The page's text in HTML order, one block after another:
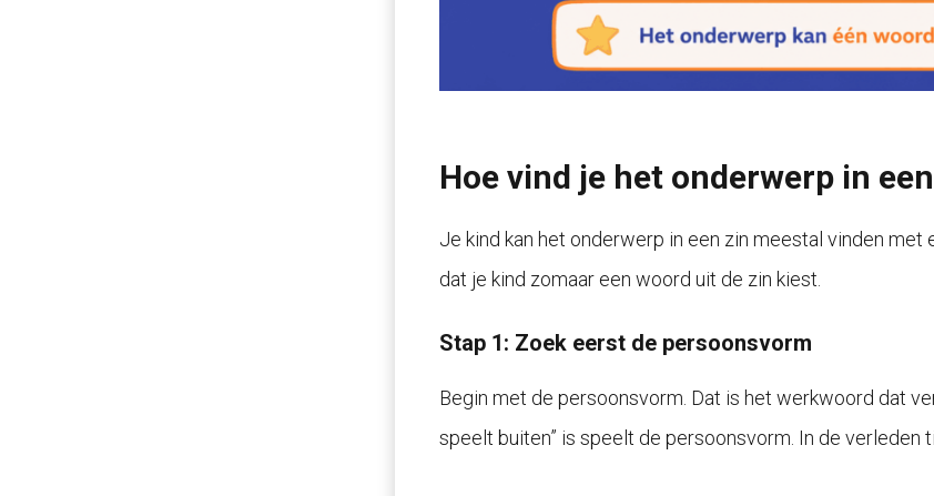
Hoe vind je het onderwerp in
Je kind kan het onderwerp in een zin meestal vinden
dat je kind zomaar een woord uit de zin kiest.
Stap 1: Zoek eerst de persoonsvorm
Begin met de persoonsvorm. Dat is het werkwoord dat
speelt buiten” is speelt de persoonsvorm. In de verleden